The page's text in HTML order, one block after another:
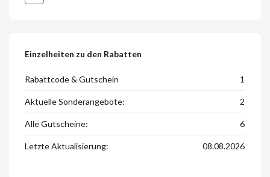
Einzelheiten zu den Rabatten
Rabattcode & Gutschein 1
Aktuelle Sonderangebote: 2
Alle Gutscheine: 6
Letzte Aktualisierung: 08.08.2026